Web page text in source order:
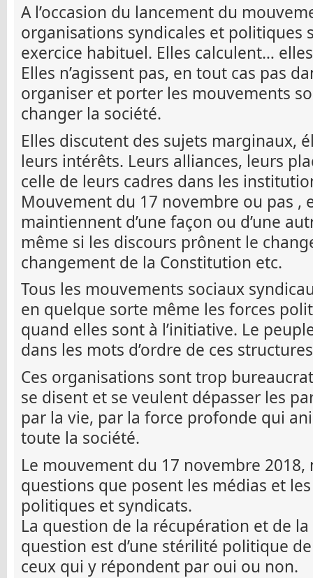
A l’occasion du lancement du
organisations syndicales et politiques
exercice habituel. Elles calculent…
Elles n’agissent pas, en tout cas pas
organiser et porter les mouvements
changer la société.
Elles discutent des sujets marginaux,
leurs intérêts. Leurs alliances, leurs
celle de leurs cadres dans les
Mouvement du 17 novembre ou pas ,
maintiennent d’une façon ou d’une
même si les discours prônent le
changement de la Constitution etc.
Tous les mouvements sociaux
en quelque sorte même les forces
quand elles sont à l’initiative. Le
dans les mots d’ordre de ces
Ces organisations sont trop
se disent et se veulent dépasser les
par la vie, par la force profonde qui
toute la société.
Le mouvement du 17 novembre 2018,
questions que posent les médias et
politiques et syndicats.
La question de la récupération et de
question est d’une stérilité politique
ceux qui y répondent par oui ou non.